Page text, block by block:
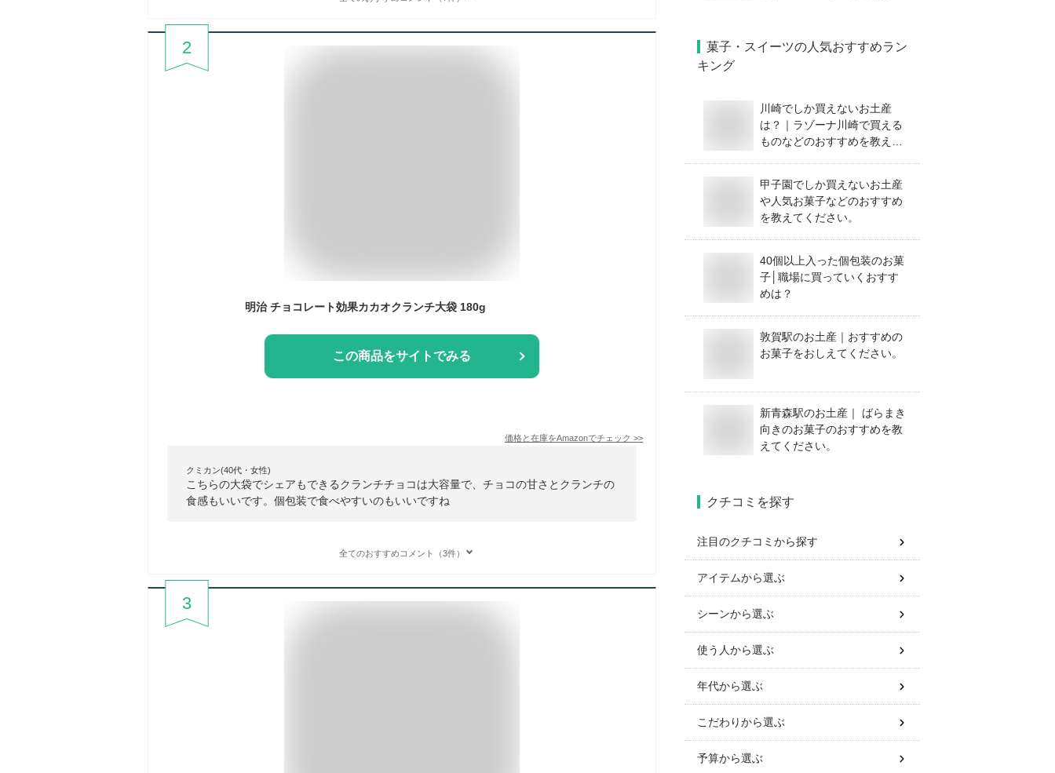
2
明治 チョコレート効果カカオクランチ大袋 180g
この商品をサイトでみる
価格と在庫をAmazonでチェック >>
クミカン(40代・女性)
こちらの大袋でシェアもできるクランチチョコは大容量で、チョコの甘さとクランチの
食感もいいです。個包装で食べやすいのもいいですね
全てのおすすめコメント（3件）
3
菓子・スイーツの人気おすすめラン
キング
川崎でしか買えないお土産
は？｜ラゾーナ川崎で買える
ものなどのおすすめを教えて
甲子園でしか買えないお土産
や人気お菓子などのおすすめ
を教えてください。
40個以上入った個包装のお菓
子│職場に買っていくおすす
めは？
敦賀駅のお土産｜おすすめの
お菓子をおしえてください。
新青森駅のお土産｜ ばらまき
向きのお菓子のおすすめを教
えてください。
クチコミを探す
注目のクチコミから探す
アイテムから選ぶ
シーンから選ぶ
使う人から選ぶ
年代から選ぶ
こだわりから選ぶ
予算から選ぶ